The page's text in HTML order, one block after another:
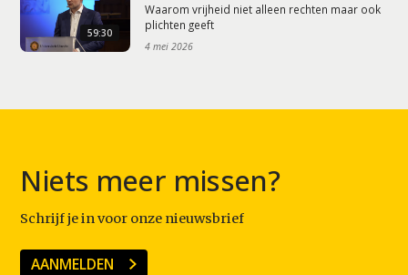
59:30
Waarom vrijheid niet alleen rechten maar ook
plichten geeft
4 mei 2026
Niets meer missen?
Schrijf je in voor onze nieuwsbrief
AANMELDEN